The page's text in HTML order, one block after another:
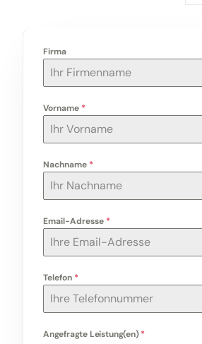
Firma
Vorname *
Nachname *
Email-Adresse *
Telefon *
Angefragte Leistung(en)*